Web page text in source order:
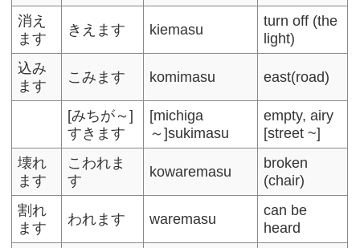
消え
ます
きえます kiemasu
turn off (the
light)
込み
ます
こみます komimasu east(road)
[みちが～]
すきます
[michiga
～]sukimasu
empty, airy
[street ~]
壊れ
ます
こわれま
す
kowaremasu
broken
(chair)
割れ
ます
われます waremasu
can be
heard